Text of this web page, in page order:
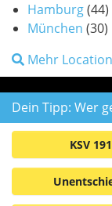
Hamburg(44)
München (30)
Mehr
Dein Tipp: Wer
KSV